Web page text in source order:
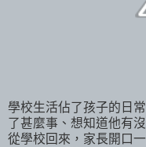
學校生活佔了孩子的日
了甚麼事、想知道他有
從學校回來，家長開口